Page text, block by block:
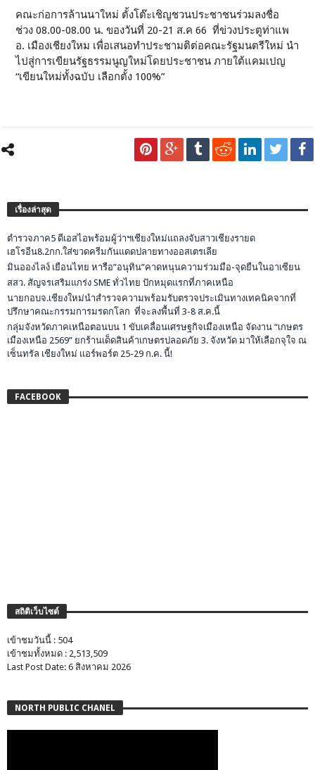
คณะก่อการล้านนาใหม่ ตั้งโต๊ะเชิญชวนประชาชนร่วมลงชื่อ
ช่วง 08.00-08.00 น. ของวันที่ 20-21 ส.ค 66 ที่ข่วงประตูท่าแพ
อ. เมืองเชียงใหม เพื่อเสนอทำประชามติต่อคณะรัฐมนตรีใหม่ นำ
ไปสู่การเขียนรัฐธรรมนูญใหม่โดยประชาชน ภายใต้แคมเปญ
“เขียนใหม่ทั้งฉบับ เลือกตั้ง 100%”
เรื่องล่าสุด
ตำรวจภาค5 ดีเอสไอพร้อมผู้ว่าฯเชียงใหม่แถลงจับสาวเชียงรายด
เฮโรอีน8.2กก.ใส่ขวดครีมกันแดดปลายทางออสเตรเลีย
มินอองไลง์ เยือนไทย หารือ”อนุทิน”คาดหนุนความร่วมมือ-จุดยืนในอาเซียน
สสว. สัญจรเสริมแกร่ง SME ทั่วไทย ปักหมุดแรกที่ภาคเหนือ
นายกอบจ.เชียงใหม่นำสำรวจความพร้อมรับตรวจประเมินทางเทคนิคจากที่
ปรึกษาคณะกรรมการมรดกโลก ที่จะลงพื้นที่ 3-8 ส.ค.นี้
กลุ่มจังหวัดภาคเหนือตอนบน 1 ขับเคลื่อนเศรษฐกิจเมืองเหนือ จัดงาน “เกษตร
เมืองเหนือ 2569” ยกร้านเด็ดสินค้าเกษตรปลอดภัย 3. จังหวัด มาให้เลือกจุใจ ณ
เซ็นทรัล เชียงใหม่ แอร์พอร์ต 25-29 ก.ค. นี้!
FACEBOOK
สถิติเว็บไซต์
เข้าชมวันนี้ : 504
เข้าชมทั้งหมด : 2,513,509
Last Post Date: 6 สิงหาคม 2026
NORTH PUBLIC CHANEL